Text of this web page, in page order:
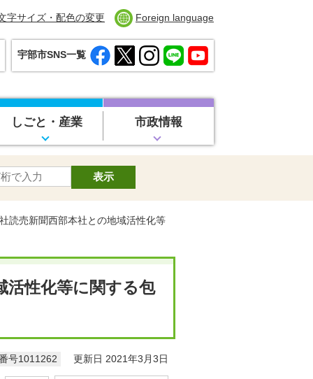
字サイズ・配色の変更 Foreign language
宇部市SNS一覧
しごと・産業 市政情報
読売新聞西部本社との地域活性化等
活性化等に関する包
号1011262 更新日 2021年3月3日